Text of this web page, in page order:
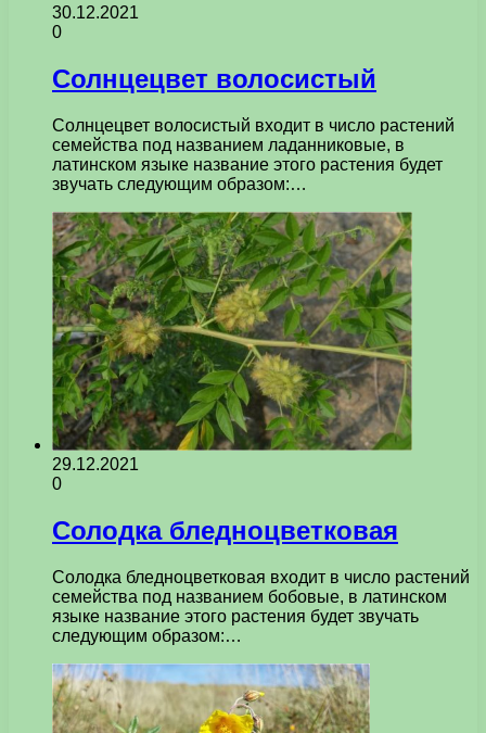
30.12.2021
0
Солнцецвет волосистый
Солнцецвет волосистый входит в число растений
семейства под названием ладанниковые, в
латинском языке название этого растения будет
звучать следующим образом:…
29.12.2021
0
Солодка бледноцветковая
Солодка бледноцветковая входит в число растений
семейства под названием бобовые, в латинском
языке название этого растения будет звучать
следующим образом:…